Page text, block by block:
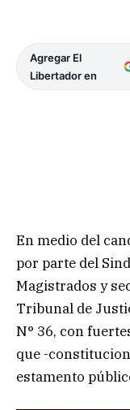
Agregar El
Libertador en
En medio del
por parte del
Magistrados y
Tribunal de
N° 36, con
que -
estamento